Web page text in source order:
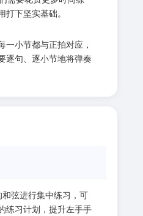
下坚实基础。
小节都与正拍对应，
逐句、逐小节地将弹奏
弦进行集中练习，可
练习计划，提升左手手